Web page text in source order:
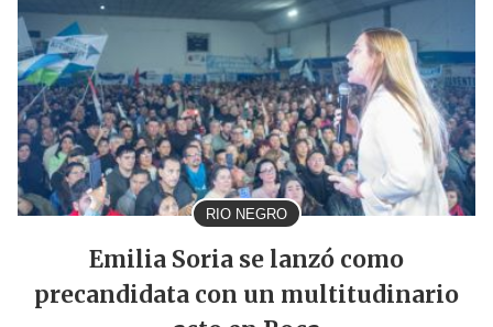
RIO NEGRO
Emilia Soria se lanzó como
precandidata con un multitudinario